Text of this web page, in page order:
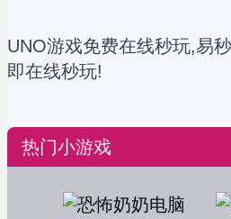
UNO游戏免费在线秒玩,易
即在线秒玩!
热门小游戏